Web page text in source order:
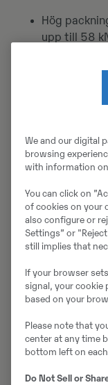
Hög
upp till 58
Mycket
Robust
Till
We and our digital
browsing
with information
You can click on
of cookies on your
also configure or
Settings” or
still implies that
If your browser
signal, your cookie
based on your
Please note that
center at any time
bottom left on
Do Not Sell or